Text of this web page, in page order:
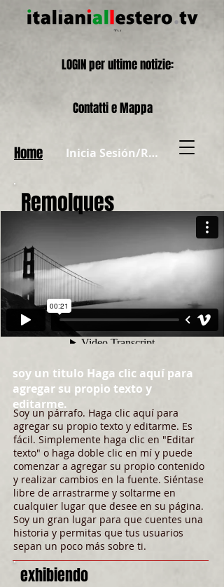
Inicia Sesión/Regístrate
Contatti e Mappa
Home
LOGIN per ultime notizie:
Remolques
soy un titulo Haga clic aquí para
agregar su propio texto y
editarme.
Soy un párrafo. Haga clic aquí para
agregar su propio texto y editarme. Es
fácil. Simplemente haga clic en "Editar
texto" o haga doble clic en mí y puede
comenzar a agregar su propio contenido
y realizar cambios en la fuente. Siéntase
libre de arrastrarme y soltarme en
cualquier lugar que desee en su página.
Soy un gran lugar para que cuentes una
historia y permitas que tus usuarios
sepan un poco más sobre ti.
exhibiendo